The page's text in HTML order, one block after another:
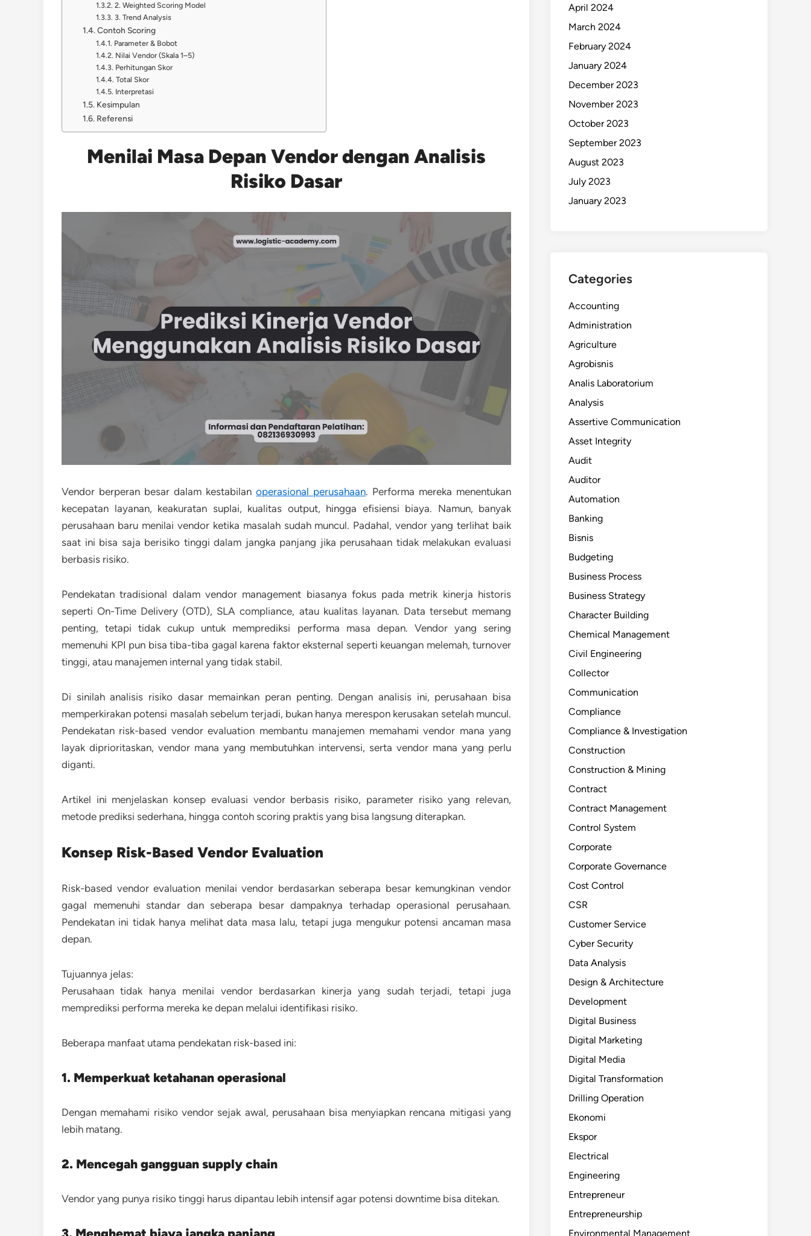
2. Weighted Scoring Model
3. Trend Analysis
Contoh Scoring
Parameter & Bobot
Nilai Vendor (Skala 1–5)
Perhitungan Skor
Total Skor
Interpretasi
Kesimpulan
Referensi
Menilai Masa Depan Vendor dengan Analisis
Risiko Dasar
Vendor berperan besar dalam kestabilan operasional perusahaan. Performa mereka menentukan
kecepatan layanan, keakuratan suplai, kualitas output, hingga efisiensi biaya. Namun, banyak
perusahaan baru menilai vendor ketika masalah sudah muncul. Padahal, vendor yang terlihat baik
saat ini bisa saja berisiko tinggi dalam jangka panjang jika perusahaan tidak melakukan evaluasi
berbasis risiko.
Pendekatan tradisional dalam vendor management biasanya fokus pada metrik kinerja historis
seperti On-Time Delivery (OTD), SLA compliance, atau kualitas layanan. Data tersebut memang
penting, tetapi tidak cukup untuk memprediksi performa masa depan. Vendor yang sering
memenuhi KPI pun bisa tiba-tiba gagal karena faktor eksternal seperti keuangan melemah, turnover
tinggi, atau manajemen internal yang tidak stabil.
Di sinilah analisis risiko dasar memainkan peran penting. Dengan analisis ini, perusahaan bisa
memperkirakan potensi masalah sebelum terjadi, bukan hanya merespon kerusakan setelah muncul.
Pendekatan risk-based vendor evaluation membantu manajemen memahami vendor mana yang
layak diprioritaskan, vendor mana yang membutuhkan intervensi, serta vendor mana yang perlu
diganti.
Artikel ini menjelaskan konsep evaluasi vendor berbasis risiko, parameter risiko yang relevan,
metode prediksi sederhana, hingga contoh scoring praktis yang bisa langsung diterapkan.
Konsep Risk-Based Vendor Evaluation
Risk-based vendor evaluation menilai vendor berdasarkan seberapa besar kemungkinan vendor
gagal memenuhi standar dan seberapa besar dampaknya terhadap operasional perusahaan.
Pendekatan ini tidak hanya melihat data masa lalu, tetapi juga mengukur potensi ancaman masa
depan.
Tujuannya jelas:
Perusahaan tidak hanya menilai vendor berdasarkan kinerja yang sudah terjadi, tetapi juga
memprediksi performa mereka ke depan melalui identifikasi risiko.
Beberapa manfaat utama pendekatan risk-based ini:
1. Memperkuat ketahanan operasional
Dengan memahami risiko vendor sejak awal, perusahaan bisa menyiapkan rencana mitigasi yang
lebih matang.
2. Mencegah gangguan supply chain
Vendor yang punya risiko tinggi harus dipantau lebih intensif agar potensi downtime bisa ditekan.
April 2024
March 2024
February 2024
January 2024
December 2023
November 2023
October 2023
September 2023
August 2023
July 2023
January 2023
Categories
Accounting
Administration
Agriculture
Agrobisnis
Analis Laboratorium
Analysis
Assertive Communication
Asset Integrity
Audit
Auditor
Automation
Banking
Bisnis
Budgeting
Business Process
Business Strategy
Character Building
Chemical Management
Civil Engineering
Collector
Communication
Compliance
Compliance & Investigation
Construction
Construction & Mining
Contract
Contract Management
Control System
Corporate
Corporate Governance
Cost Control
CSR
Customer Service
Cyber Security
Data Analysis
Design & Architecture
Development
Digital Business
Digital Marketing
Digital Media
Digital Transformation
Drilling Operation
Ekonomi
Ekspor
Electrical
Engineering
Entrepreneur
Entrepreneurship
Environmental Management